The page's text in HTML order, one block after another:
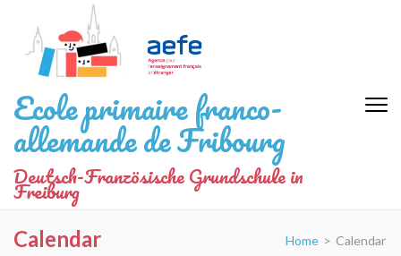
Inhalt
springen
(Eingabetaste
drücken)
Ecole primaire franco-
allemande de Fribourg
Deutsch-Französische Grundschule in
Freiburg
Calendar Home > Calendar